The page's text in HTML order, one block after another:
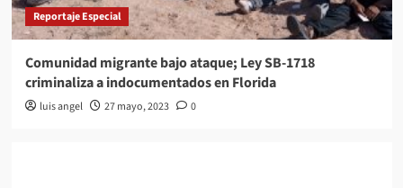
Reportaje Especial
Comunidad migrante bajo ataque; Ley SB-1718
criminaliza a indocumentados en Florida
luis angel 27 mayo, 2023 0